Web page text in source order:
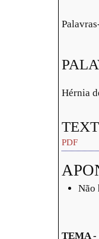
Hérnia
PDF
Não
TEMA -